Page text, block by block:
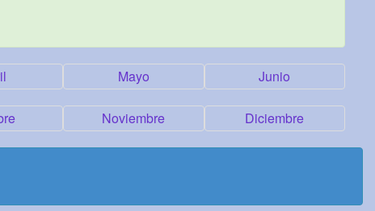
Mayo Junio
Noviembre Diciembre